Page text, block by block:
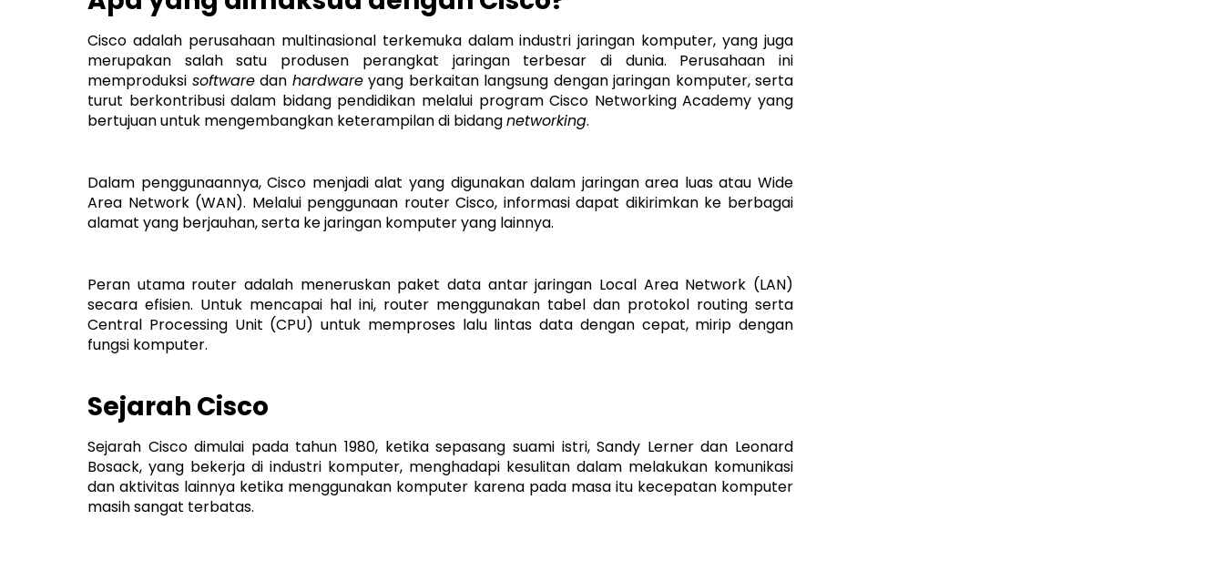
Cisco adalah perusahaan multinasional terkemuka dalam industri jaringan komputer, yang juga
merupakan salah satu produsen perangkat jaringan terbesar di dunia. Perusahaan ini
memproduksi softwaredan hardwareyang berkaitan langsung dengan jaringan komputer, serta
turut berkontribusi dalam bidang pendidikan melalui program Cisco Networking Academy yang
bertujuan untuk mengembangkan keterampilan di bidangnetworking.
Dalam penggunaannya, Cisco menjadi alat yang digunakan dalam jaringan area luas atau Wide
Area Network (WAN). Melalui penggunaan router Cisco, informasi dapat dikirimkan ke berbagai
alamat yang berjauhan, serta ke jaringan komputer yang lainnya.
Peran utama router adalah meneruskan paket data antar jaringan Local Area Network (LAN)
secara efisien. Untuk mencapai hal ini, router menggunakan tabel dan protokol routing serta
Central Processing Unit (CPU) untuk memproses lalu lintas data dengan cepat, mirip dengan
fungsi komputer.
Sejarah Cisco
Sejarah Cisco dimulai pada tahun 1980, ketika sepasang suami istri, Sandy Lerner dan Leonard
Bosack, yang bekerja di industri komputer, menghadapi kesulitan dalam melakukan komunikasi
dan aktivitas lainnya ketika menggunakan komputer karena pada masa itu kecepatan komputer
masih sangat terbatas.